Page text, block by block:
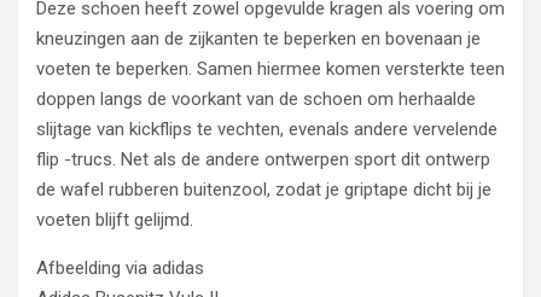
Deze schoen heeft zowel opgevulde kragen als voering om
kneuzingen aan de zijkanten te beperken en bovenaan je
voeten te beperken. Samen hiermee komen versterkte teen
doppen langs de voorkant van de schoen om herhaalde
slijtage van kickflips te vechten, evenals andere vervelende
flip -trucs. Net als de andere ontwerpen sport dit ontwerp
de wafel rubberen buitenzool, zodat je griptape dicht bij je
voeten blijft gelijmd.
Afbeelding via adidas